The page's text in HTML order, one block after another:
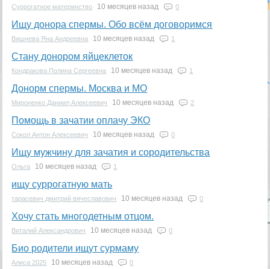
Суррогатное материнство 10 месяцев назад 0
Ищу донора спермы. Обо всём договоримся
Вишнева Яна Андреевна 10 месяцев назад 1
Стану донором яйцеклеток
Кондракова Полина Сергеевна 10 месяцев назад 1
Донорм спермы. Москва и МО
Мироненко Даниил Алексеевич 10 месяцев назад 2
Помощь в зачатии оплачу ЭКО
Сокол Антон Алексеевич 10 месяцев назад 0
Ищу мужчину для зачатия и сородительства
Ольга 10 месяцев назад 1
ищу суррогатную мать
тарасевич дмитрий вячеславович 10 месяцев назад 0
Хочу стать многодетным отцом.
Виталий Александрович 10 месяцев назад 0
Био родители ищут сурмаму
Алиса 2025 10 месяцев назад 0